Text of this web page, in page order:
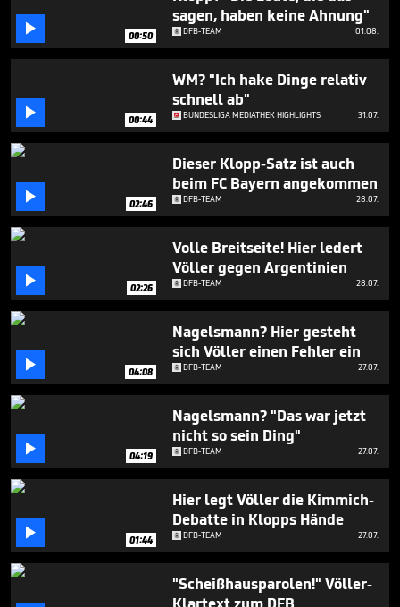
seconds
 00:50
sagen, haben keine Ahnung"
DFB-TEAM 01.08.
 00:44
WM? "Ich hake Dinge relativ
schnell ab"
BUNDESLIGA MEDIATHEK HIGHLIGHTS 31.07.
 02:46
Dieser Klopp-Satz ist auch
beim FC Bayern angekommen
DFB-TEAM 28.07.
 02:26
Volle Breitseite! Hier ledert
Völler gegen Argentinien
DFB-TEAM 28.07.
 04:08
Nagelsmann? Hier gesteht
sich Völler einen Fehler ein
DFB-TEAM 27.07.
 04:19
Nagelsmann? "Das war jetzt
nicht so sein Ding"
DFB-TEAM 27.07.
 01:44
Hier legt Völler die Kimmich-
Debatte in Klopps Hände
DFB-TEAM 27.07.
"Scheißhausparolen!" Völler-